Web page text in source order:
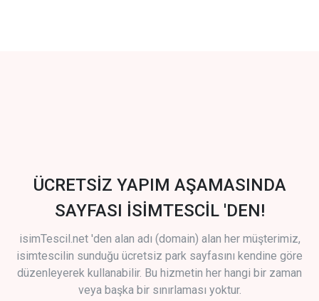
ÜCRETSİZ YAPIM AŞAMASINDA
SAYFASI İSİMTESCİL 'DEN!
isimTescil.net 'den alan adı (domain) alan her müşterimiz,
isimtescilin sunduğu ücretsiz park sayfasını kendine göre
düzenleyerek kullanabilir. Bu hizmetin her hangi bir zaman
veya başka bir sınırlaması yoktur.